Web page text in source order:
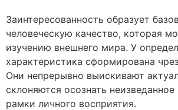
Заинтересованность образует
человеческую качество, которая
изучению внешнего мира. У
характеристика сформирована
Они непрерывно выискивают
склоняются осознать
рамки личного восприятия.